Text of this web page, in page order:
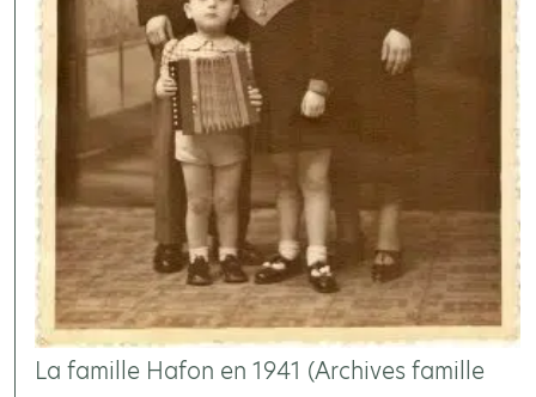
La famille Hafon en 1941 (Archives famille